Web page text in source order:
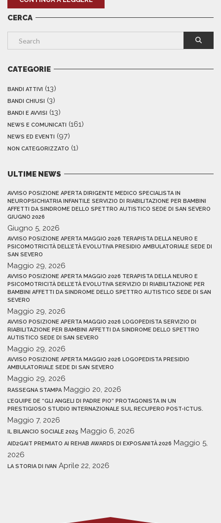
CERCA
CATEGORIE
BANDI ATTIVI (13)
BANDI CHIUSI (3)
BANDI E AVVISI (13)
NEWS E COMUNICATI (161)
NEWS ED EVENTI (97)
NON CATEGORIZZATO (1)
ULTIME NEWS
AVVISO POSIZIONE APERTA DIRIGENTE MEDICO SPECIALISTA IN
NEUROPSICHIATRIA INFANTILE SERVIZIO DI RIABILITAZIONE PER BAMBINI
AFFETTI DA SINDROME DELLO SPETTRO AUTISTICO SEDE DI SAN SEVERO
GIUGNO 2026
Giugno 5, 2026
AVVISO POSIZIONE APERTA MAGGIO 2026 TERAPISTA DELLA NEURO E
PSICOMOTRICITÀ DELL’ETÀ EVOLUTIVA PRESIDIO AMBULATORIALE SEDE DI
SAN SEVERO
Maggio 29, 2026
AVVISO POSIZIONE APERTA MAGGIO 2026 TERAPISTA DELLA NEURO E
PSICOMOTRICITÀ DELL’ETÀ EVOLUTIVA SERVIZIO DI RIABILITAZIONE PER
BAMBINI AFFETTI DA SINDROME DELLO SPETTRO AUTISTICO SEDE DI SAN
SEVERO
Maggio 29, 2026
AVVISO POSIZIONE APERTA MAGGIO 2026 LOGOPEDISTA SERVIZIO DI
RIABILITAZIONE PER BAMBINI AFFETTI DA SINDROME DELLO SPETTRO
AUTISTICO SEDE DI SAN SEVERO
Maggio 29, 2026
AVVISO POSIZIONE APERTA MAGGIO 2026 LOGOPEDISTA PRESIDIO
AMBULATORIALE SEDE DI SAN SEVERO
Maggio 29, 2026
RASSEGNA STAMPA Maggio 20, 2026
L’EQUIPE DE “GLI ANGELI DI PADRE PIO” PROTAGONISTA IN UN
PRESTIGIOSO STUDIO INTERNAZIONALE SUL RECUPERO POST-ICTUS.
Maggio 7, 2026
IL BILANCIO SOCIALE 2025 Maggio 6, 2026
AID2GAIT PREMIATO AI REHAB AWARDS DI EXPOSANITÀ 2026 Maggio 5,
2026
LA STORIA DI IVAN Aprile 22, 2026